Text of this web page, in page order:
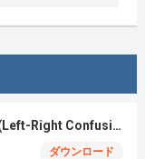
ヨルシカ (Yorushika) – 左右盲 (Left-Right Confusion)
ダウンロード